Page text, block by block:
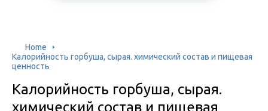
Home
Калорийность горбуша, сырая. химический состав и пищевая
ценность
Калорийность горбуша, сырая.
химический состав и пищевая